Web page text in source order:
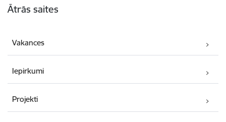
Ātrās saites
Vakances
Iepirkumi
Projekti